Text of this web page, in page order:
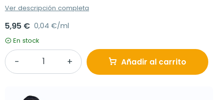
Ver descripción completa
5,95 € 0,04 €/ml
En stock
Añadir al carrito